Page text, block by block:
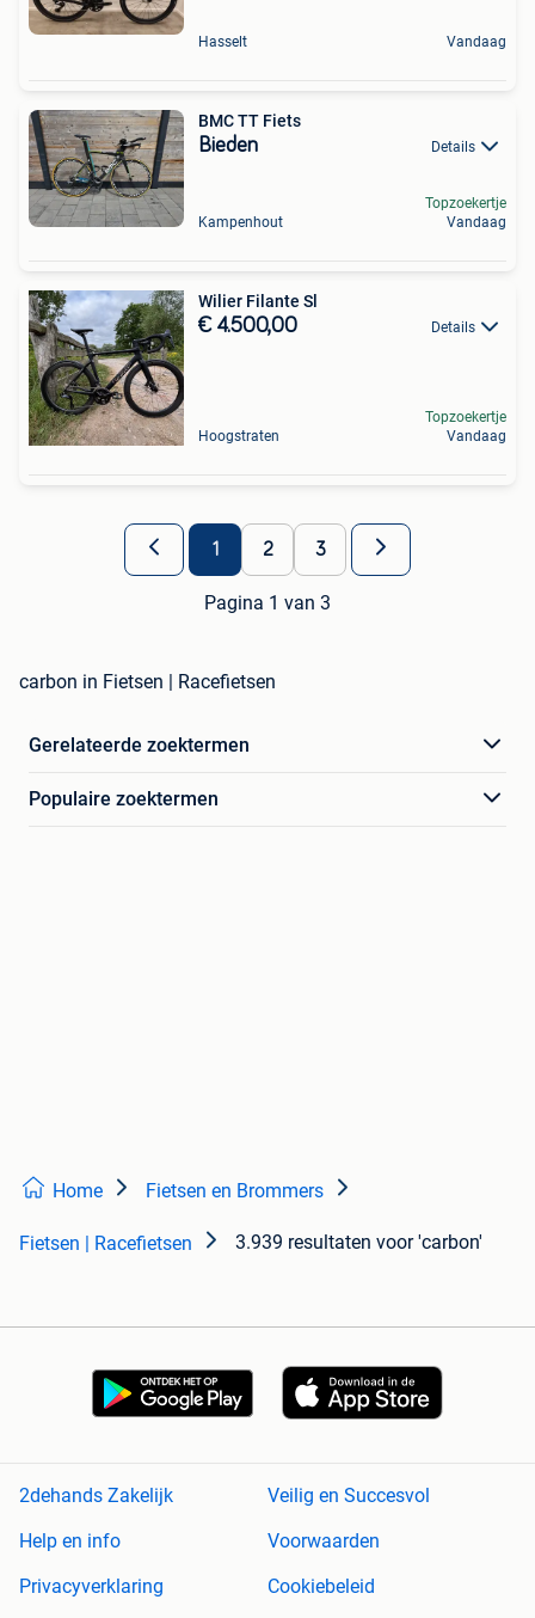
Hasselt Vandaag
BMC TT Fiets
Bieden Details
Kampenhout
Topzoekertje
Vandaag
Wilier Filante Sl
€ 4.500,00 Details
Hoogstraten
Topzoekertje
Vandaag
1 2 3
Pagina 1 van 3
carbon in Fietsen | Racefietsen
Gerelateerde zoektermen
Populaire zoektermen
Home Fietsen en Brommers
Fietsen | Racefietsen 3.939 resultaten voor 'carbon'
2dehands Zakelijk
Veilig en Succesvol
Help en info
Voorwaarden
Privacyverklaring
Cookiebeleid